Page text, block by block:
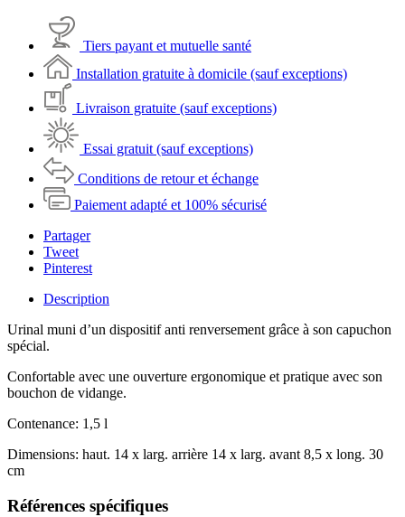
Tiers payant et mutuelle santé
Installation gratuite à domicile (sauf exceptions)
Livraison gratuite (sauf exceptions)
Essai gratuit (sauf exceptions)
Conditions de retour et échange
Paiement adapté et 100% sécurisé
Partager
Tweet
Pinterest
Description
Urinal muni d’un dispositif anti renversement grâce à son capuchon
spécial.
Confortable avec une ouverture ergonomique et pratique avec son
bouchon de vidange.
Contenance: 1,5 l
Dimensions: haut. 14 x larg. arrière 14 x larg. avant 8,5 x long. 30
cm
Références spécifiques